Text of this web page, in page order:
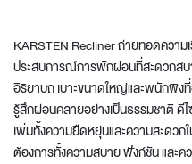
KARSTEN Recliner ถ่ายทอดความ
ประสบการณ์การพักผ่อนที่สะดวกสบ
อิริยาบถ เบาะขนาดใหญ่และพนักพิง
รู้สึกผ่อนคลายอย่างเป็นธรรมชาติ ดี
เพิ่มทั้งความยืดหยุ่นและความสะดว
ต้องการทั้งความสบาย ฟังก์ชัน และค